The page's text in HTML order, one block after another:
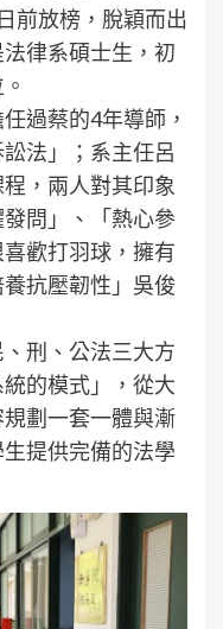
前放榜，脫穎而出
律系碩士生，初
過蔡的4年導師，
法」；系主任呂
，兩人對其印象
問」、「熱心參
歡打羽球，擁有
抗壓韌性」吳俊
刑、公法三大方
的模式」，從大
劃一套一體與漸
提供完備的法學